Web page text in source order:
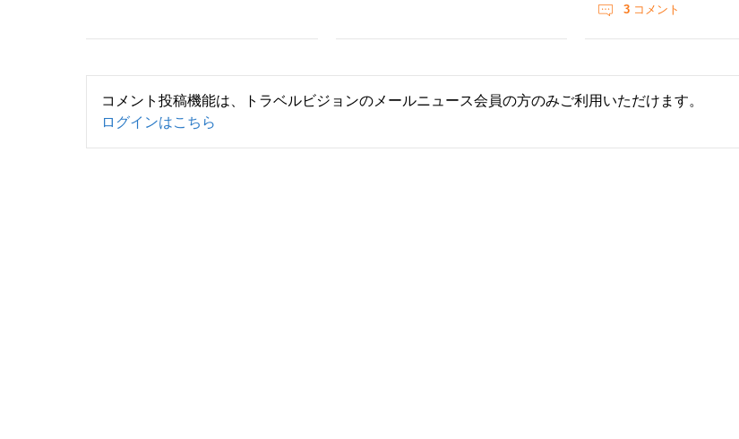
3 コメント
コメント投稿機能は、トラベルビジョンのメールニュース会員の方のみご利用いただけます。
ログインはこちら